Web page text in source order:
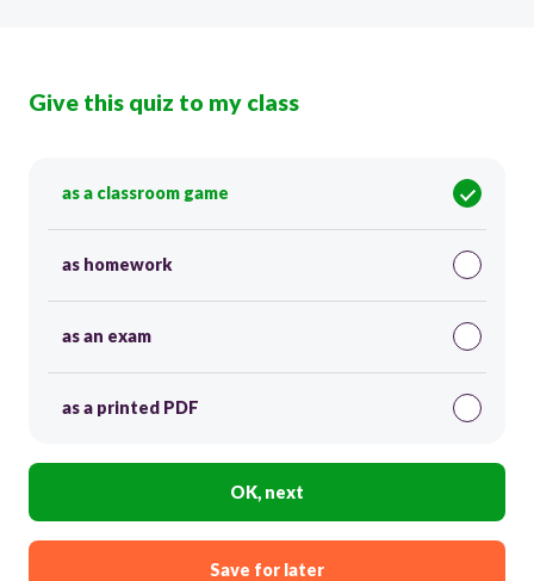
Give this quiz to my class
as a classroom game
as homework
as an exam
as a printed PDF
OK, next
Save for later